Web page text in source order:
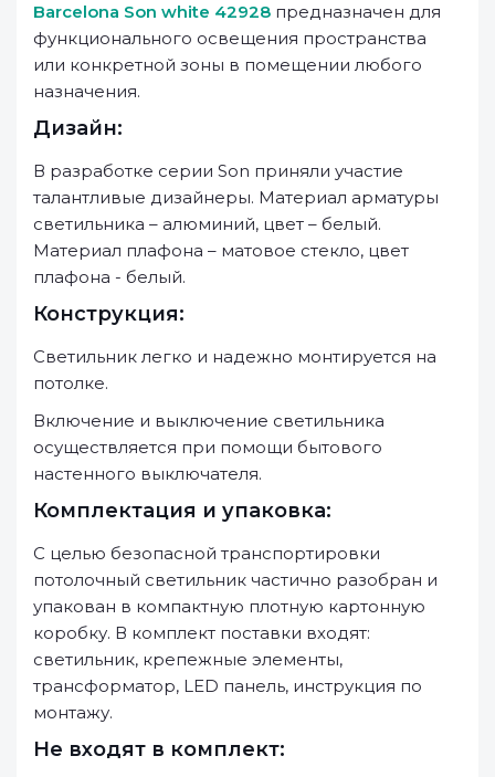
Barcelona Son white 42928 предназначен для
функционального освещения пространства
или конкретной зоны в помещении любого
назначения.
Дизайн:
В разработке серии Son приняли участие
талантливые дизайнеры. Материал арматуры
светильника – алюминий, цвет – белый.
Материал плафона – матовое стекло, цвет
плафона - белый.
Конструкция:
Светильник легко и надежно монтируется на
потолке.
Включение и выключение светильника
осуществляется при помощи бытового
настенного выключателя.
Комплектация и упаковка:
С целью безопасной транспортировки
потолочный светильник частично разобран и
упакован в компактную плотную картонную
коробку. В комплект поставки входят:
светильник, крепежные элементы,
трансформатор, LED панель, инструкция по
монтажу.
Не входят в комплект: